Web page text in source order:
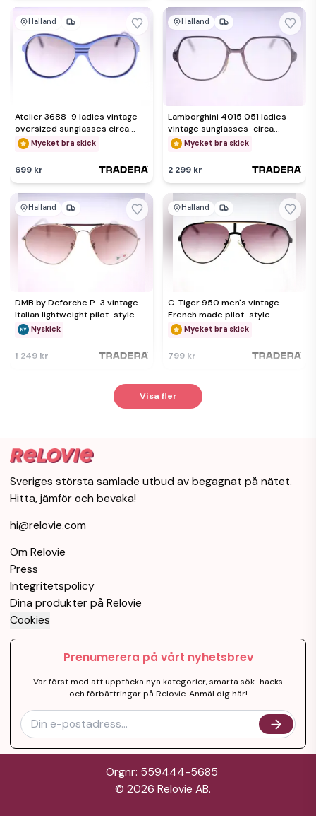
Halland
Atelier 3688-9 ladies vintage
oversized sunglasses circa
1980s-FREE postage
Mycket bra skick
699 kr
Halland
Lamborghini 4015 051 ladies
vintage sunglasses-circa
1970s-very rare-Weight 36g
Mycket bra skick
2 299 kr
Halland
DMB by Deforche P-3 vintage
Italian lightweight pilot-style
sunglasses for men
Nyskick
1 249 kr
Halland
C-Tiger 950 men's vintage
French made pilot-style
sunglasses-circa 1980s-38g
Mycket bra skick
799 kr
Visa fler
Sveriges största samlade utbud av begagnat på nätet.
Hitta, jämför och bevaka!
hi@relovie.com
Om Relovie
Press
Integritetspolicy
Dina produkter på Relovie
Cookies
Prenumerera på vårt nyhetsbrev
Var först med att upptäcka nya kategorier, smarta sök-hacks
och förbättringar på Relovie. Anmäl dig här!
Orgnr: 559444-5685
© 2026 Relovie AB.